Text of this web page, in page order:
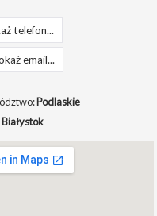
telefon...
email...
Podlaskie
Białystok